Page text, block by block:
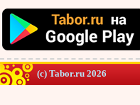
(c) Tabor.ru 2026